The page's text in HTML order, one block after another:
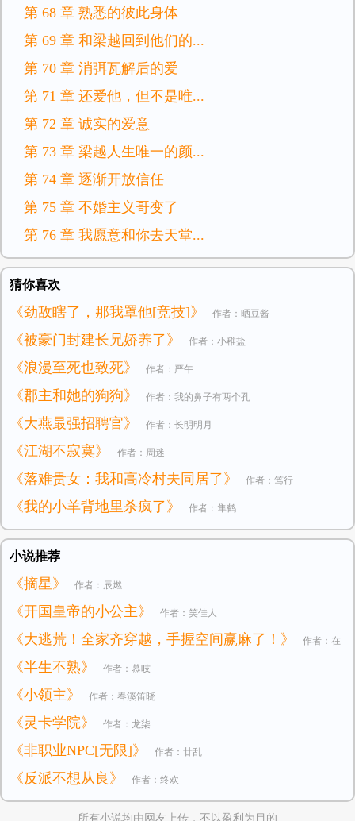
第 68 章 熟悉的彼此身体
第 69 章 和梁越回到他们的...
第 70 章 消弭瓦解后的爱
第 71 章 还爱他，但不是唯...
第 72 章 诚实的爱意
第 73 章 梁越人生唯一的颜...
第 74 章 逐渐开放信任
第 75 章 不婚主义哥变了
第 76 章 我愿意和你去天堂...
猜你喜欢
《劲敌瞎了，那我罩他[竞技]》 作者：晒豆酱
《被豪门封建长兄娇养了》 作者：小稚盐
《浪漫至死也致死》 作者：严午
《郡主和她的狗狗》 作者：我的鼻子有两个孔
《大燕最强招聘官》 作者：长明明月
《江湖不寂寞》 作者：周迷
《落难贵女：我和高冷村夫同居了》 作者：笃行
《我的小羊背地里杀疯了》 作者：隼鹤
小说推荐
《摘星》 作者：辰燃
《开国皇帝的小公主》 作者：笑佳人
《大逃荒！全家齐穿越，手握空间赢麻了！》 作者：在
逃小公主
《半生不熟》 作者：慕吱
《小领主》 作者：春溪笛晓
《灵卡学院》 作者：龙柒
《非职业NPC[无限]》 作者：廿乱
《反派不想从良》 作者：终欢
所有小说均由网友上传，不以盈利为目的